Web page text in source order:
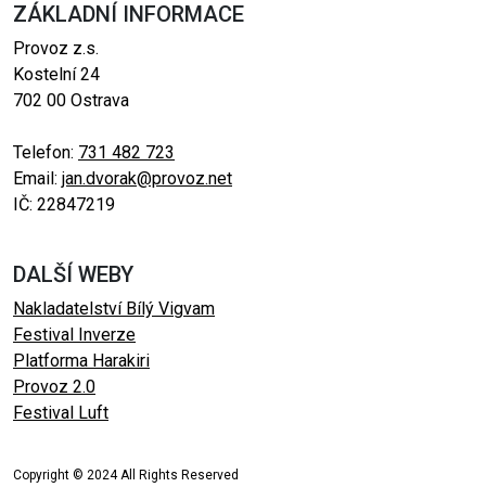
ZÁKLADNÍ INFORMACE
Provoz z.s.
Kostelní 24
702 00 Ostrava
Telefon: 731 482 723
Email: jan.dvorak@provoz.net
IČ: 22847219
DALŠÍ WEBY
Nakladatelství Bílý Vigvam
Festival Inverze
Platforma Harakiri
Provoz 2.0
Festival Luft
Copyright © 2024 All Rights Reserved